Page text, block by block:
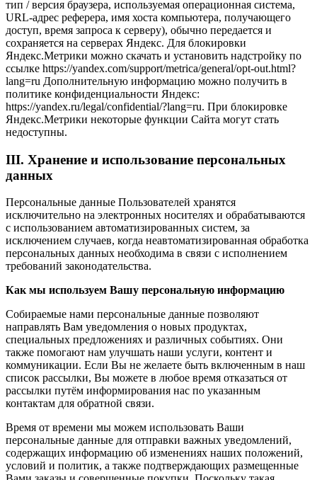
тип / версия браузера, используемая операционная система,
URL-адрес реферера, имя хоста компьютера, получающего
доступ, время запроса к серверу), обычно передается и
сохраняется на серверах Яндекс. Для блокировки
Яндекс.Метрики можно скачать и установить надстройку по
ссылке https://yandex.com/support/metrica/general/opt-out.html?
lang=ru Дополнительную информацию можно получить в
политике конфиденциальности Яндекс:
https://yandex.ru/legal/confidential/?lang=ru. При блокировке
Яндекс.Метрики некоторые функции Сайта могут стать
недоступны.
III. Хранение и использование персональных
данных
Персональные данные Пользователей хранятся
исключительно на электронных носителях и обрабатываются
с использованием автоматизированных систем, за
исключением случаев, когда неавтоматизированная обработка
персональных данных необходима в связи с исполнением
требований законодательства.
Как мы используем Вашу персональную информацию
Собираемые нами персональные данные позволяют
направлять Вам уведомления о новых продуктах,
специальных предложениях и различных событиях. Они
также помогают нам улучшать наши услуги, контент и
коммуникации. Если Вы не желаете быть включенным в наш
список рассылки, Вы можете в любое время отказаться от
рассылки путём информирования нас по указанным
контактам для обратной связи.
Время от времени мы можем использовать Ваши
персональные данные для отправки важных уведомлений,
содержащих информацию об изменениях наших положений,
условий и политик, а также подтверждающих размещенные